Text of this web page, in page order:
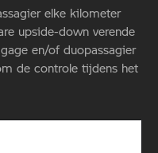
elke kilometer
upside-down verende
en/of duopassagier
de controle tijdens het